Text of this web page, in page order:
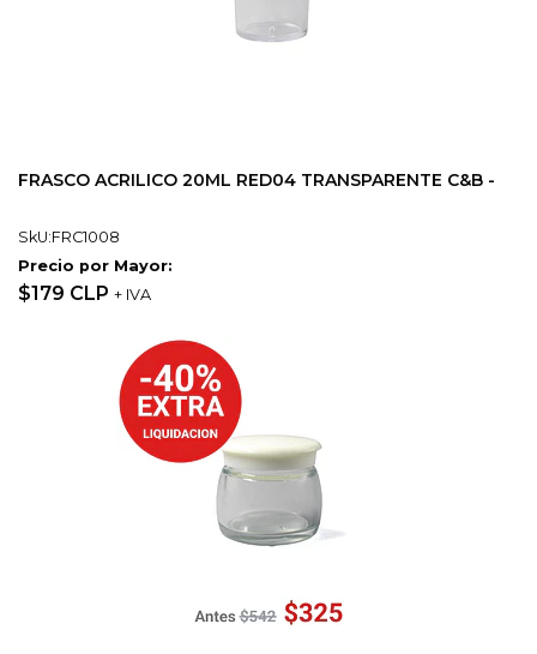
FRASCO ACRILICO 20ML RED04 TRANSPARENTE C&B -
SkU:FRC1008
Precio por Mayor:
$179 CLP + IVA